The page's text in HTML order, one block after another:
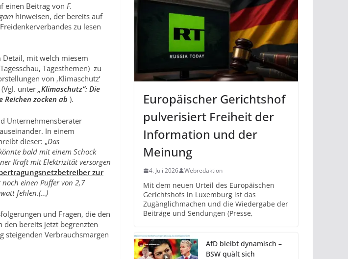
einen Beitrag von F.
hinweisen, der bereits auf
zu lesen
mit welch miesem
Tagesthemen) zu
von ‚Klimaschutz‘
unter„Klimaschutz“: Die
Reichen zocken ab ).
Unternehmensberater
In einem
dieser: „Das
bald mit einem Schock
Kraft mit Elektrizität versorgen
zur
einen Puffer von 2,7
fehlen.(…)
und Fragen, die den
bereits jetzt begrenzten
steigenden Verbrauchsmargen
Europäischer Gerichtshof
pulverisiert Freiheit der
Information und der
Meinung
4. Juli 2026 Webredaktion
Mit dem neuen Urteil des Europäischen
Gerichtshofs in Luxemburg ist das
Zugänglichmachen und die Wiedergabe der
Beiträge und Sendungen (Presse,
AfD bleibt dynamisch –
BSW quält sich